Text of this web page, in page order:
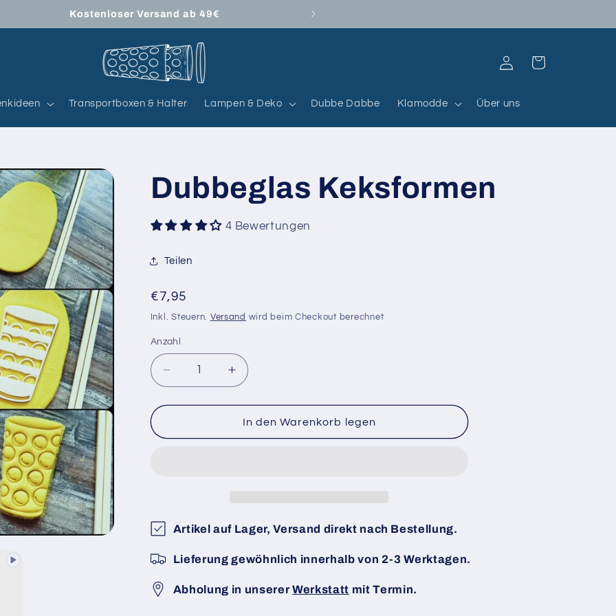
Kostenloser Versand ab 49€
Transportboxen & Halter Lampen & Deko Dubbe Dabbe Klamodde Über uns
EinloggenWarenkorb
Dubbeglas Keksformen
4 Bewertungen
Teilen
Normaler
Preis
€7,95
Inkl. Steuern. Versand wird beim Checkout berechnet
Anzahl
Anzahl
Verringere
die
Menge
Dubbeglas
Erhöhe
die
Menge
für
Dubbeglas
In den Warenkorb legen
Artikel auf Lager, Versand direkt nach Bestellung.
Lieferung gewöhnlich innerhalb von 2-3 Werktagen.
Abholung in unsererWerkstatt mit Termin.